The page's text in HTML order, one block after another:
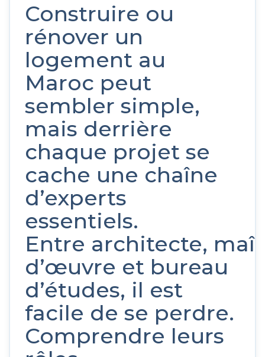
Construire ou
rénover un
logement au
Maroc peut
sembler simple,
mais derrière
chaque projet se
cache une chaîne
d’experts
essentiels.
Entre architecte,
d’œuvre et bureau
d’études, il est
facile de se perdre.
Comprendre leurs